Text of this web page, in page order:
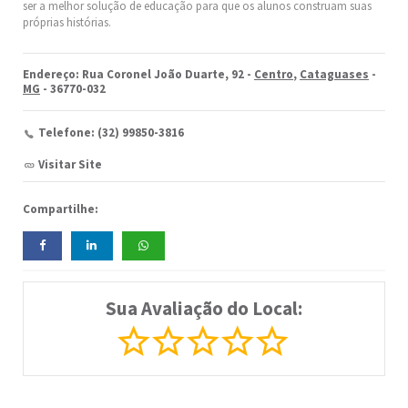
ser a melhor solução de educação para que os alunos construam suas
próprias histórias.
Endereço: Rua Coronel João Duarte, 92 - Centro, Cataguases -
MG - 36770-032
Telefone: (32) 99850-3816
Visitar Site
Compartilhe:
Sua Avaliação do Local: